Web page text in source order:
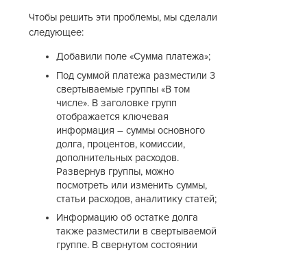
Чтобы решить эти проблемы, мы сделали
следующее:
Добавили поле «Сумма платежа»;
Под суммой платежа разместили 3
свертываемые группы «В том
числе». В заголовке групп
отображается ключевая
информация – суммы основного
долга, процентов, комиссии,
дополнительных расходов.
Развернув группы, можно
посмотреть или изменить суммы,
статьи расходов, аналитику статей;
Информацию об остатке долга
также разместили в свертываемой
группе. В свернутом состоянии